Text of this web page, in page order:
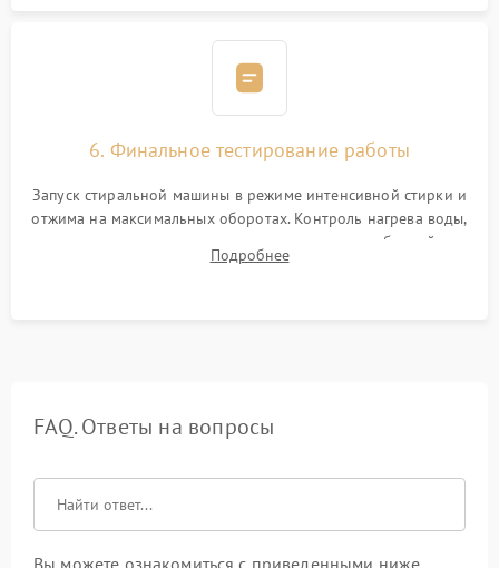
6. Финальное тестирование работы
Запуск стиральной машины в режиме интенсивной стирки и
отжима на максимальных оборотах. Контроль нагрева воды,
корректности слива, отсутствия излишних вибраций,
посторонних стуков и протечек под корпусом.
Подробнее
FAQ. Ответы на вопросы
Вы можете ознакомиться с приведенными ниже